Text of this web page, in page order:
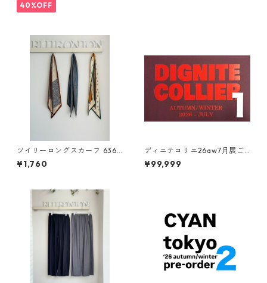
40%OFF
ツイリーロングスカーフ 6369
77 PASSIONE
¥1,760
ディニテコリエ26aw7月展ご
予約ご紹介 その①
¥99,999